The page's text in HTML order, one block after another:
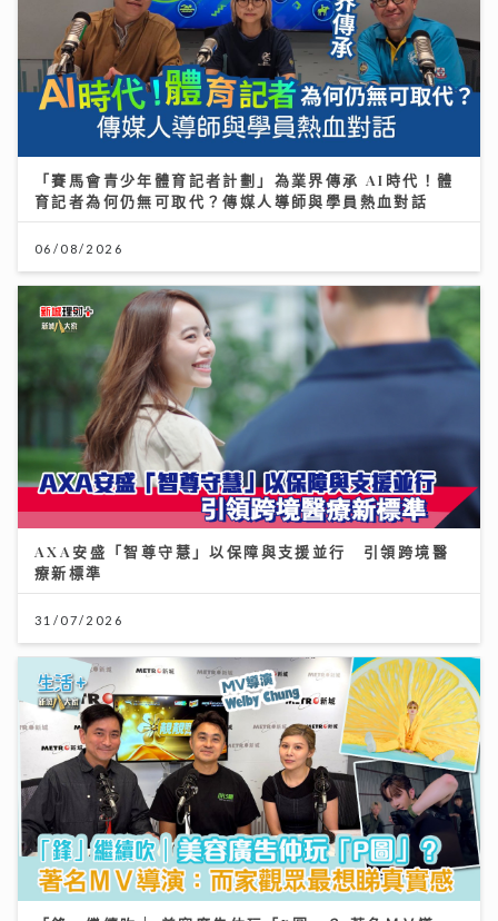
「賽馬會青少年體育記者計劃」為業界傳承 AI時代！體
育記者為何仍無可取代？傳媒人導師與學員熱血對話
06/08/2026
AXA安盛「智尊守慧」以保障與支援並行 引領跨境醫
療新標準
31/07/2026